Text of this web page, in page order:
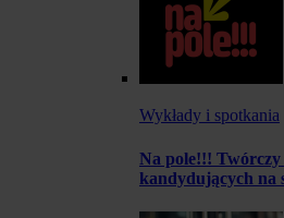
Wykłady i spotkania
Na pole!!! Twórczy
kandydujących na